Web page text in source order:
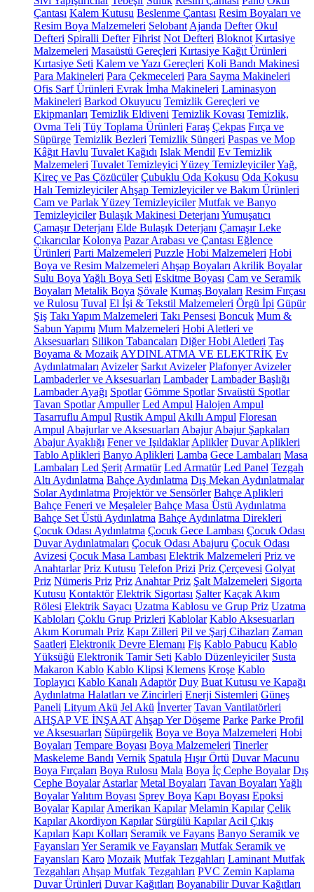
Çantası Kalem Kutusu Beslenme Çantası Resim Boyaları ve
Resim Boya Malzemeleri Selobant Ajanda Defter Okul
Defteri Spiralli Defter Fihrist Not Defteri Bloknot Kırtasiye
Malzemeleri Masaüstü Gereçleri Kırtasiye Kağıt Ürünleri
Kırtasiye Seti Kalem ve Yazı Gereçleri Koli Bandı Makinesi
Para Makineleri Para Çekmeceleri Para Sayma Makineleri
Ofis Sarf Ürünleri Evrak İmha Makineleri Laminasyon
Makineleri Barkod Okuyucu Temizlik Gereçleri ve
Ekipmanları Temizlik Eldiveni Temizlik Kovası Temizlik,
Ovma Teli Tüy Toplama Ürünleri Faraş Çekpas Fırça ve
Süpürge Temizlik Bezleri Temizlik Süngeri Paspas ve Mop
Kâğıt Havlu Tuvalet Kağıdı Islak Mendil Ev Temizlik
Malzemeleri Tuvalet Temizleyici Yüzey TemizleyicilerYağ,
Kireç ve Pas Çözücüler Çubuklu Oda Kokusu Oda Kokusu
Halı Temizleyiciler Ahşap Temizleyiciler ve Bakım Ürünleri
Cam ve Parlak Yüzey Temizleyiciler Mutfak ve Banyo
Temizleyiciler Bulaşık Makinesi Deterjanı Yumuşatıcı
Çamaşır Deterjanı Elde Bulaşık Deterjanı Çamaşır Leke
Çıkarıcılar Kolonya Pazar Arabası ve Çantası Eğlence
Ürünleri Parti Malzemeleri Puzzle Hobi Malzemeleri Hobi
Boya ve Resim Malzemeleri Ahşap Boyaları Akrilik Boyalar
Sulu Boya Yağlı Boya Seti Eskitme Boyası Cam ve Seramik
Boyaları Metalik Boya Şövale Kumaş Boyaları Resim Fırçası
ve Rulosu Tuval El İşi & Tekstil Malzemeleri Örgü İpi Güpür
Şiş Takı Yapım Malzemeleri Takı Pensesi Boncuk Mum &
Sabun Yapımı Mum Malzemeleri Hobi Aletleri ve
Aksesuarları Silikon Tabancaları Diğer Hobi Aletleri Taş
Boyama & Mozaik AYDINLATMA VE ELEKTRİK Ev
Aydınlatmaları Avizeler Sarkıt Avizeler Plafonyer Avizeler
Lambaderler ve Aksesuarları Lambader Lambader Başlığı
Lambader Ayağı Spotlar Gömme Spotlar Sıvaüstü Spotlar
Tavan Spotlar Ampuller Led Ampul Halojen Ampul
Tasarruflu Ampul Rustik Ampul Akıllı Ampul Floresan
Ampul Abajurlar ve Aksesuarları Abajur Abajur Şapkaları
Abajur Ayaklığı Fener ve Işıldaklar Aplikler Duvar Aplikleri
Tablo Aplikleri Banyo Aplikleri Lamba Gece Lambaları Masa
Lambaları Led Şerit Armatür Led Armatür Led Panel Tezgah
Altı Aydınlatma Bahçe Aydınlatma Dış Mekan Aydınlatmalar
Solar Aydınlatma Projektör ve Sensörler Bahçe Aplikleri
Bahçe Feneri ve Meşaleler Bahçe Masa Üstü Aydınlatma
Bahçe Set Üstü Aydınlatma Bahçe Aydınlatma Direkleri
Çocuk Odası Aydınlatma Çocuk Gece Lambası Çocuk Odası
Duvar Aydınlatmaları Çocuk Odası Abajuru Çocuk Odası
Avizesi Çocuk Masa Lambası Elektrik Malzemeleri Priz ve
Anahtarlar Priz Kutusu Telefon Prizi Priz Çerçevesi Golyat
Priz Nümeris Priz Priz Anahtar Priz Şalt Malzemeleri Sigorta
Kutusu Kontaktör Elektrik Sigortası Şalter Kaçak Akım
Rölesi Elektrik Sayacı Uzatma Kablosu ve Grup Priz Uzatma
Kabloları Çoklu Grup Prizleri Kablolar Kablo Aksesuarları
Akım Korumalı Priz Kapı Zilleri Pil ve Şarj Cihazları Zaman
Saatleri Elektronik Devre Elemanı Fiş Kablo Pabucu Kablo
Yüksüğü Elektronik Tamir Seti Kablo Düzenleyiciler Susta
Makaron Kablo Kablo Klipsi Klemens Kroşe Kablo
Toplayıcı Kablo Kanalı Adaptör Duy Buat Kutusu ve Kapağı
Aydınlatma Halatları ve Zincirleri Enerji Sistemleri Güneş
Paneli Lityum Akü Jel Akü İnverter Tavan Vantilatörleri
AHŞAP VE İNŞAAT Ahşap Yer Döşeme Parke Parke Profil
ve Aksesuarları Süpürgelik Boya ve Boya Malzemeleri Hobi
Boyaları Tempare Boyası Boya Malzemeleri Tinerler
Maskeleme Bandı Vernik Spatula Hışır Örtü Duvar Macunu
Boya Fırçaları Boya Rulosu Mala Boya İç Cephe Boyalar Dış
Cephe Boyalar Astarlar Metal Boyaları Tavan Boyaları Yağlı
BoyalarYalıtım Boyası Sprey Boya Kapı Boyası Epoksi
Boyalar Kapılar Amerikan Kapılar Melamin Kapılar Çelik
Kapılar Akordiyon Kapılar Sürgülü Kapılar Acil Çıkış
Kapıları Kapı Kolları Seramik ve Fayans Banyo Seramik ve
Fayansları Yer Seramik ve Fayansları Mutfak Seramik ve
Fayansları Karo Mozaik Mutfak Tezgahları Laminant Mutfak
Tezgahları Ahşap Mutfak Tezgahları PVC Zemin Kaplama
Duvar Ürünleri Duvar Kağıtları Boyanabilir Duvar Kağıtları